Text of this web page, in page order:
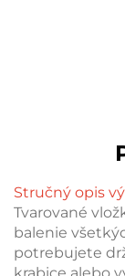
Stručný opis
Tvarované
balenie
potrebujete
krabice alebo